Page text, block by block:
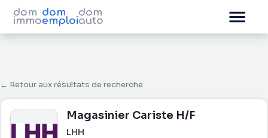
dom
immo
dom
emploi
dom
auto
← Retour aux résultats de recherche
Magasinier Cariste H/F
LHH